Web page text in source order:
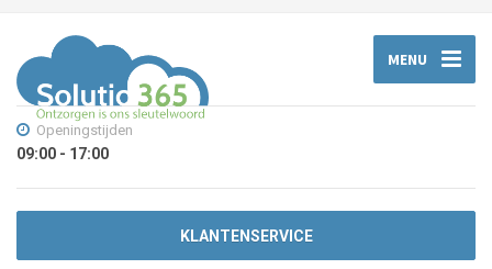
MENU
Openingstijden
09:00 - 17:00
KLANTENSERVICE